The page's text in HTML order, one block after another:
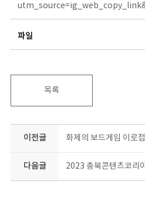
파일
목록
이전글
다음글